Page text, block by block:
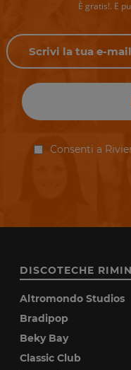
È gratis!. E
Consenti a
DISCOTECHE
Altromondo Studios
Bradipop
Beky Bay
Classic Club